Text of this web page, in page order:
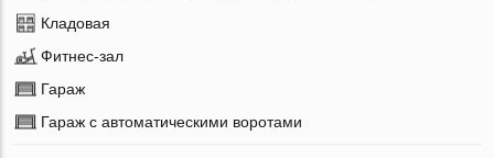
Кладовая
Фитнес-зал
Гараж
Гараж с автоматическими воротами